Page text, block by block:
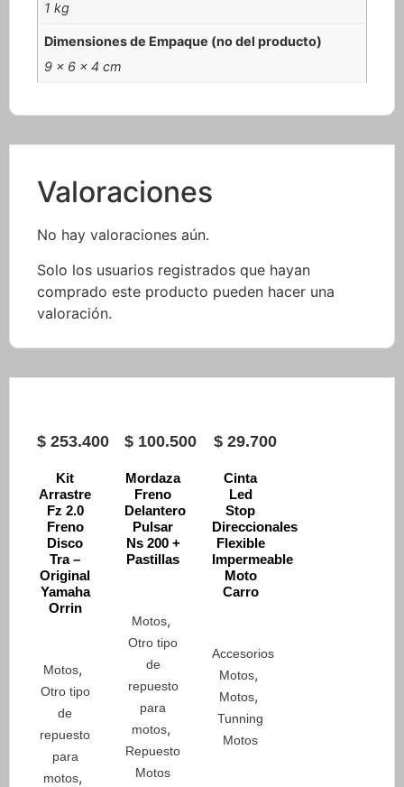
1 kg
Dimensiones de Empaque (no del producto)
9 × 6 × 4 cm
Valoraciones
No hay valoraciones aún.
Solo los usuarios registrados que hayan
comprado este producto pueden hacer una
valoración.
$ 253.400
Kit
Arrastre
Fz 2.0
Freno
Disco
Tra –
Original
Yamaha
Orrin
Motos,
Otro tipo
de
repuesto
para
motos,
$ 100.500
Mordaza
Freno
Delantero
Pulsar
Ns 200 +
Pastillas
Motos,
Otro tipo
de
repuesto
para
motos,
Repuesto
Motos
$29.700
Cinta
Led
Stop
Direccionales
Flexible
Impermeable
Moto
Carro
Accesorios
Motos,
Motos,
Tunning
Motos